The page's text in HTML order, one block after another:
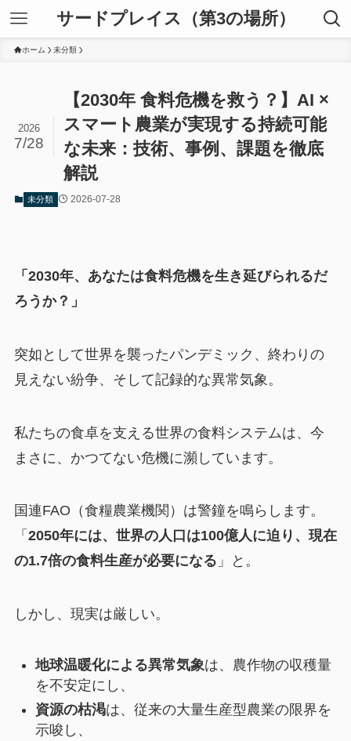
サードプレイス（第3の場所）
ホーム 未分類
【2030年 食料危機を救う？】AI ×
スマート農業が実現する持続可能
な未来：技術、事例、課題を徹底
解説
2026
7/28
未分類 2026-07-28
「2030年、あなたは食料危機を生き延びられるだ
ろうか？」
突如として世界を襲ったパンデミック、終わりの
見えない紛争、そして記録的な異常気象。
私たちの食卓を支える世界の食料システムは、今
まさに、かつてない危機に瀕しています。
国連FAO（食糧農業機関）は警鐘を鳴らします。
「 2050年には、世界の人口は100億人に迫り、現在
の1.7倍の食料生産が必要になる 」と。
しかし、現実は厳しい。
地球温暖化による異常気象は、農作物の収穫量
を不安定にし、
資源の枯渇は、従来の大量生産型農業の限界を
示唆し、